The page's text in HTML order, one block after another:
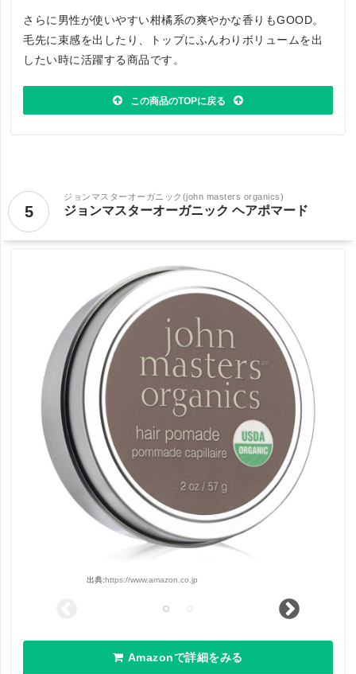
さらに男性が使いやすい柑橘系の爽やかな香りもGOOD。
毛先に束感を出したり、トップにふんわりボリュームを出
したい時に活躍する商品です。
この商品のTOPに戻る
5
ジョンマスターオーガニック(john masters organics)
ジョンマスターオーガニック ヘアポマード
出典:https://www.amazon.co.jp
Amazonで詳細をみる